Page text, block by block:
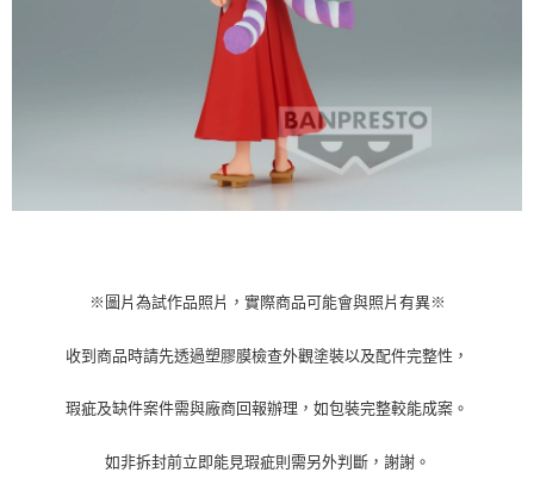
※圖片為試作品照片，實際商品可能會與照片有異※
收到商品時請先透過塑膠膜檢查外觀塗裝以及配件完整性，
瑕疵及缺件案件需與廠商回報辦理，如包裝完整較能成案。
如非拆封前立即能見瑕疵則需另外判斷，謝謝。